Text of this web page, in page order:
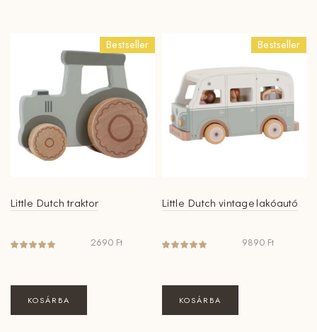
Bestseller
Little Dutch traktor
2690 Ft
KOSÁRBA
Bestseller
Little Dutch vintage lakóautó
9890 Ft
KOSÁRBA